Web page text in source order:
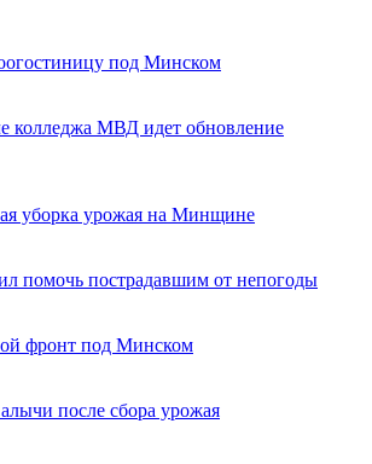
под Минском
колледжа МВД идет обновление
уборка урожая на Минщине
помочь пострадавшим от непогоды
фронт под Минском
после сбора урожая